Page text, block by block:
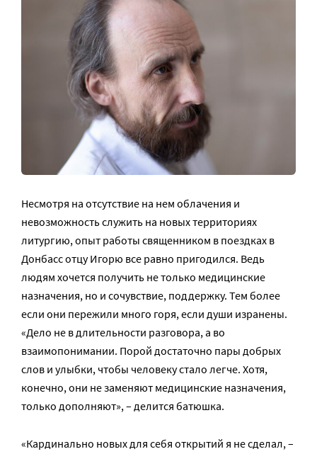
Несмотря на отсутствие на нем облачения и
невозможность служить на новых территориях
литургию, опыт работы священником в поездках в
Донбасс отцу Игорю все равно пригодился. Ведь
людям хочется получить не только медицинские
назначения, но и сочувствие, поддержку. Тем более
если они пережили много горя, если души изранены.
«Дело не в длительности разговора, а во
взаимопонимании. Порой достаточно пары добрых
слов и улыбки, чтобы человеку стало легче. Хотя,
конечно, они не заменяют медицинские назначения,
только дополняют», – делится батюшка.
«Кардинально новых для себя открытий я не сделал, –